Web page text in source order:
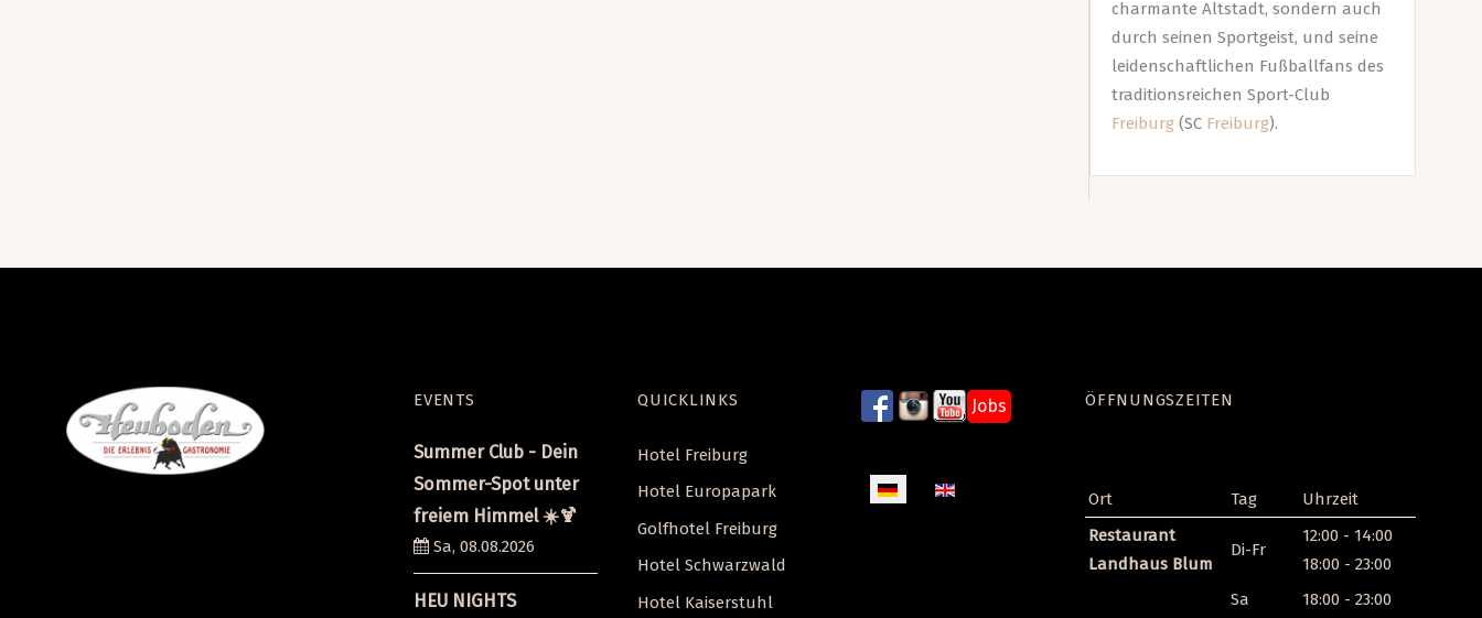
charmante Altstadt, sondern auch
durch seinen Sportgeist, und seine
leidenschaftlichen Fußballfans des
traditionsreichen Sport-Club
Freiburg(SC Freiburg).
EVENTS
Summer Club - Dein
Sommer-Spot unter
freiem Himmel ☀️🍹
Sa, 08.08.2026
HEU NIGHTS
QUICKLINKS
Hotel Freiburg
Hotel Europapark
Golfhotel Freiburg
Hotel Schwarzwald
Hotel Kaiserstuhl
Jobs
Sprache auswählen
ÖFFNUNGSZEITEN
Ort Tag
Uhrzeit
Restaurant
Landhaus Blum
Di-Fr
12:00 - 14:00
18:00 - 23:00
Sa
18:00 - 23:00